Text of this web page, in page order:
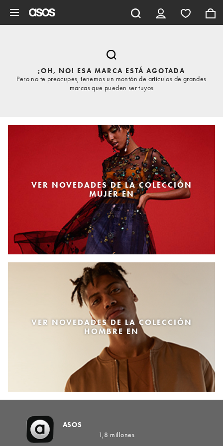
¡OH, NO! ESA MARCA ESTÁ AGOTADA
Pero no te preocupes, tenemos un montón de artículos de grandes
marcas que pueden ser tuyos
VER NOVEDADES DE LA COLECCIÓN
MUJER EN
VER NOVEDADES DE LA COLECCIÓN
HOMBRE EN
ASOS
1,8 millones